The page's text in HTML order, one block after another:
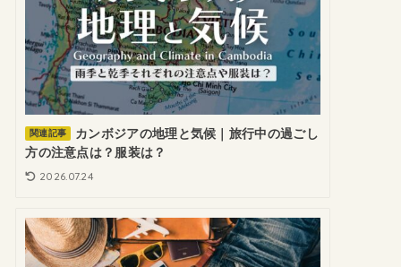
関連記事
カンボジアの地理と気候｜旅行中の過ごし
方の注意点は？服装は？
2026.07.24